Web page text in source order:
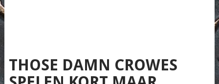
THOSE DAMN CROWES